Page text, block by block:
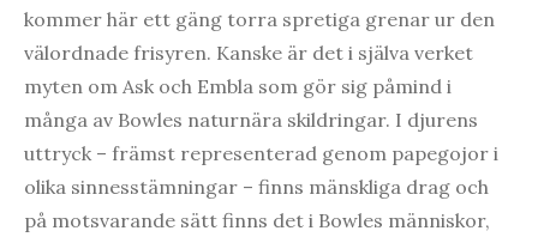
kommer här ett gäng torra spretiga grenar ur den
välordnade frisyren. Kanske är det i själva verket
myten om Ask och Embla som gör sig påmind i
många av Bowles naturnära skildringar. I djurens
uttryck – främst representerad genom papegojor i
olika sinnesstämningar – finns mänskliga drag och
på motsvarande sätt finns det i Bowles människor,